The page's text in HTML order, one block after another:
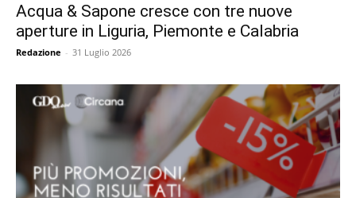
Acqua & Sapone cresce con tre nuove
aperture in Liguria, Piemonte e Calabria
Redazione - 31 Luglio 2026